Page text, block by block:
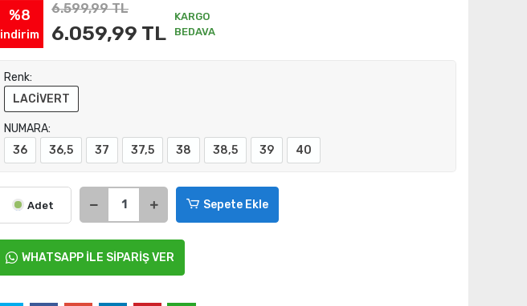
%8
indirim
6.599,99 TL
6.059,99 TL
KARGO
BEDAVA
Renk:
LACİVERT
NUMARA:
36
36,5 37 37,5 38 38,5 39 40
Adet Sepete Ekle
WHATSAPP İLE SİPARİŞ VER